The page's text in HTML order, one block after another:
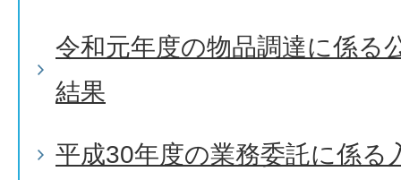
令和元年度の物品調達に係る
結果
平成30年度の業務委託に係る